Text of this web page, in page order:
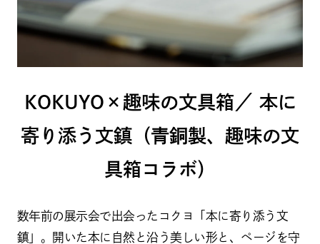
KOKUYO×趣味の文具箱／ 本に
寄り添う文鎮（青銅製、趣味の文
具箱コラボ）
数年前の展示会で出会ったコクヨ「本に寄り添う文
鎮」。開いた本に自然と沿う美しい形と、ページを守